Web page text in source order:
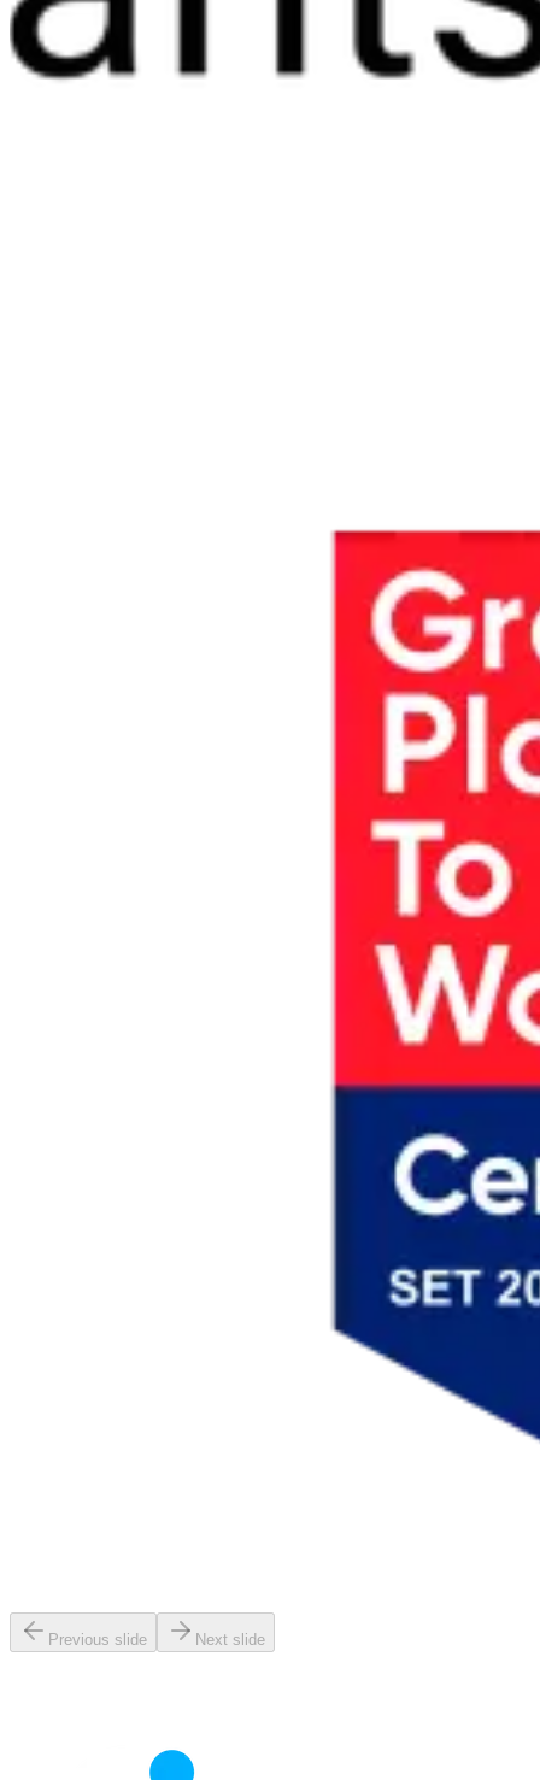
Previous slide Next slide